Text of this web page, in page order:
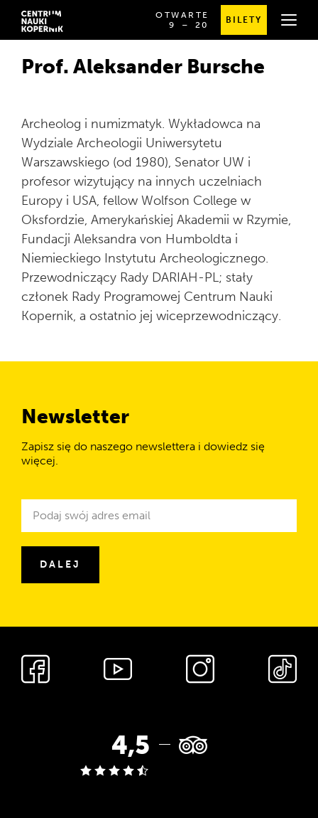
OTWARTE
OD
20:00
9 ⁠–⁠ 20
SPRAWDŹ
SZCZEGÓŁOWE
BILETY
Prof. Aleksander Bursche
Archeolog i numizmatyk. Wykładowca na
Wydziale Archeologii Uniwersytetu
Warszawskiego (od 1980), Senator UW i
profesor wizytujący na innych uczelniach
Europy i USA, fellow Wolfson College w
Oksfordzie, Amerykańskiej Akademii w Rzymie,
Fundacji Aleksandra von Humboldta i
Niemieckiego Instytutu Archeologicznego.
Przewodniczący Rady DARIAH-PL; stały
członek Rady Programowej Centrum Nauki
Kopernik, a ostatnio jej wiceprzewodniczący.
Newsletter
Zapisz się do naszego newslettera i dowiedz się
więcej.
Newsletter
DALEJ
Media
społecznościowe
Ocena
w
4,5